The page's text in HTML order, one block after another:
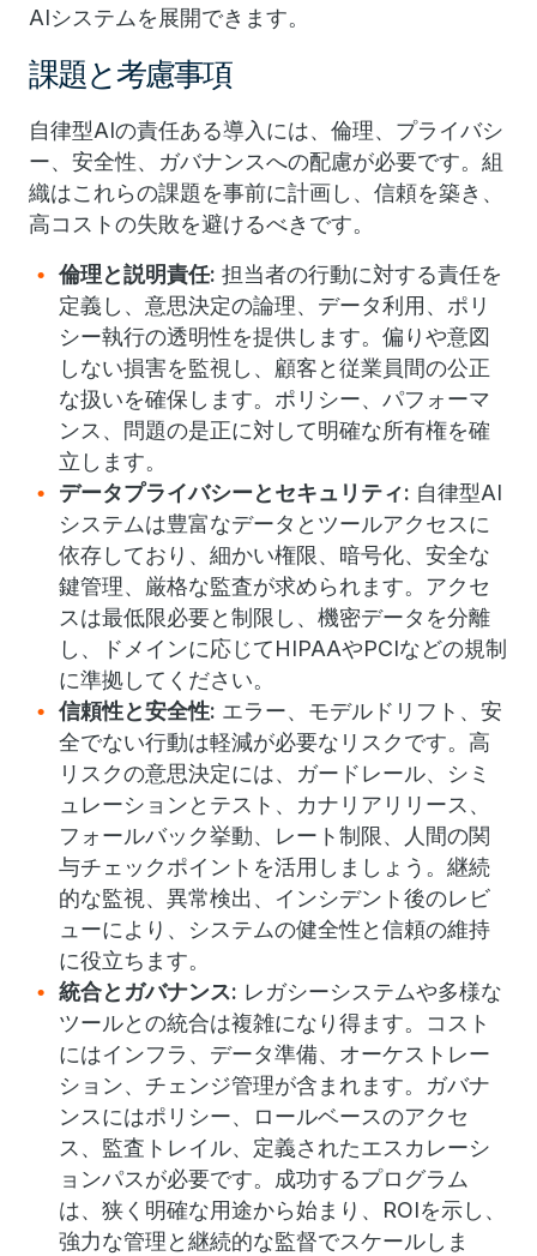
AIシステムを展開できます。
課題と考慮事項
自律型AIの責任ある導入には、倫理、プライバシ
ー、安全性、ガバナンスへの配慮が必要です。組
織はこれらの課題を事前に計画し、信頼を築き、
高コストの失敗を避けるべきです。
倫理と説明責任: 担当者の行動に対する責任を
定義し、意思決定の論理、データ利用、ポリ
シー執行の透明性を提供します。偏りや意図
しない損害を監視し、顧客と従業員間の公正
な扱いを確保します。ポリシー、パフォーマ
ンス、問題の是正に対して明確な所有権を確
立します。
データプライバシーとセキュリティ: 自律型AI
システムは豊富なデータとツールアクセスに
依存しており、細かい権限、暗号化、安全な
鍵管理、厳格な監査が求められます。アクセ
スは最低限必要と制限し、機密データを分離
し、ドメインに応じてHIPAAやPCIなどの規制
に準拠してください。
信頼性と安全性: エラー、モデルドリフト、安
全でない行動は軽減が必要なリスクです。高
リスクの意思決定には、ガードレール、シミ
ュレーションとテスト、カナリアリリース、
フォールバック挙動、レート制限、人間の関
与チェックポイントを活用しましょう。継続
的な監視、異常検出、インシデント後のレビ
ューにより、システムの健全性と信頼の維持
に役立ちます。
統合とガバナンス: レガシーシステムや多様な
ツールとの統合は複雑になり得ます。コスト
にはインフラ、データ準備、オーケストレー
ション、チェンジ管理が含まれます。ガバナ
ンスにはポリシー、ロールベースのアクセ
ス、監査トレイル、定義されたエスカレーシ
ョンパスが必要です。成功するプログラム
は、狭く明確な用途から始まり、ROIを示し、
強力な管理と継続的な監督でスケールしま